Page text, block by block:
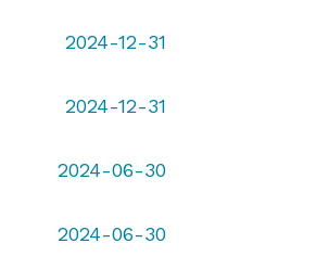
2024-12-31
2024-12-31
2024-06-30
2024-06-30